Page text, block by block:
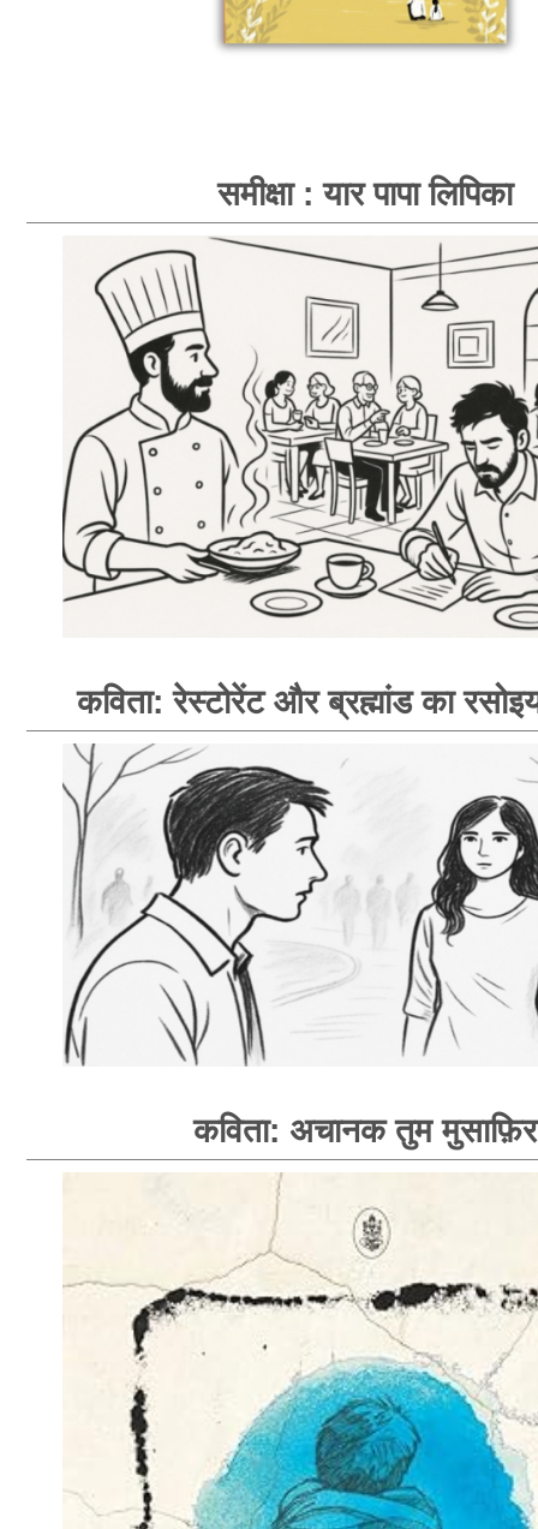
समीक्षा : यार पापा लिपिका
कविता: रेस्टोरेंट और ब्रह्मांड का
कविता: अचानक तुम मुसाफ़िर